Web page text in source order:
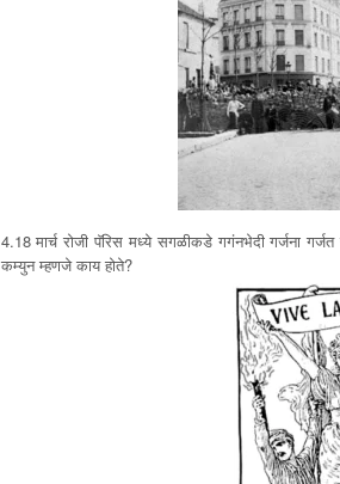
4.18 मार्च रोजी पॅरिस मध्ये सगळीकडे गगंनभेदी गर्जना
कम्युन म्हणजे काय होते?